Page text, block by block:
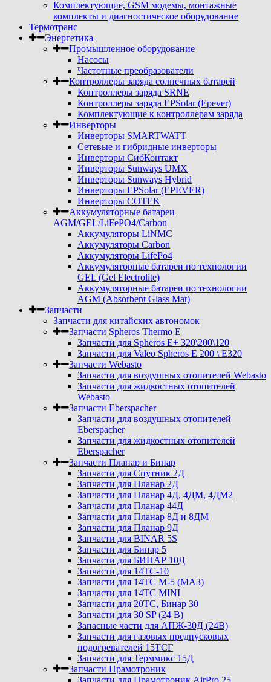
Комплектующие, GSM модемы, монтажные
комплекты и диагностическое оборудование
Термотранс
Энергетика
Промышленное оборудование
Насосы
Частотные преобразователи
Контроллеры заряда солнечных батарей
Контроллеры заряда SRNE
Контроллеры заряда EPSolar (Epever)
Комплектующие к контроллерам заряда
Инверторы
Инверторы SMARTWATT
Сетевые и гибридные инверторы
Инверторы СибКонтакт
Инверторы Sunways UMX
Инверторы Sunways Hybrid
Инверторы EPSolar (EPEVER)
Инверторы COTEK
Аккумуляторные батареи
AGM/GEL/LiFePO4/Carbon
Аккумуляторы LiNMC
Аккумуляторы Carbon
Аккумуляторы LifePo4
Аккумуляторные батареи по технологии
GEL (Gel Electrolite)
Аккумуляторные батареи по технологии
AGM (Absorbent Glass Mat)
Запчасти
Запчасти для китайских автономок
Запчасти Spheros Thermo E
Запчасти для Spheros E+ 320\200\120
Запчасти для Valeo Spheros E 200 \ E320
Запчасти Webasto
Запчасти для воздушных отопителей Webasto
Запчасти для жидкостных отопителей
Webasto
Запчасти Eberspacher
Запчасти для воздушных отопителей
Eberspacher
Запчасти для жидкостных отопителей
Eberspacher
Запчасти Планар и Бинар
Запчасти для Спутник 2Д
Запчасти для Планар 2Д
Запчасти для Планар 4Д, 4ДМ, 4ДМ2
Запчасти для Планар 44Д
Запчасти для Планар 8Д и 8ДМ
Запчасти для Планар 9Д
Запчасти для BINAR 5S
Запчасти для Бинар 5
Запчасти для БИНАР 10Д
Запчасти для 14ТС-10
Запчасти для 14ТС М-5 (МАЗ)
Запчасти для 14ТС MINI
Запчасти для 20ТС, Бинар 30
Запчасти для 30 SP (24 В)
Запасные части для АПЖ-30Д (24В)
Запчасти для газовых предпусковых
подогревателей 15ТСГ
Запчасти для Терммикс 15Д
Запчасти Прамотроник
Запчасти для Прамотроник AirPro 25